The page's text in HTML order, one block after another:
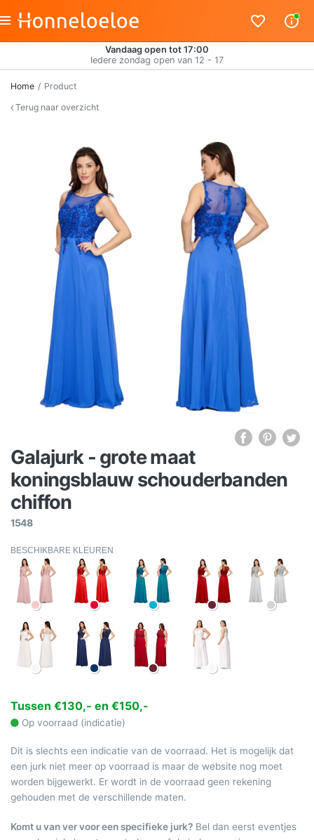
Vandaag open tot 17:00
Iedere zondag open van 12 - 17
Home
Product
Terug naar overzicht
Galajurk - grote maat
koningsblauw schouderbanden
chiffon
1548
BESCHIKBARE KLEUREN
Tussen €130,- en €150,-
Op voorraad (indicatie)
Dit is slechts een indicatie van de voorraad. Het is mogelijk dat
een jurk niet meer op voorraad is maar de website nog moet
worden bijgewerkt. Er wordt in de voorraad geen rekening
gehouden met de verschillende maten.
Komt u van ver voor een specifieke jurk? Bel dan eerst eventjes